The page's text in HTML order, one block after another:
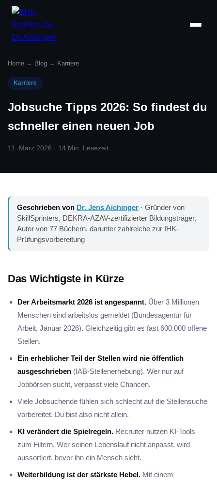
Home → Blog → Karriere
Karriere
Jobsuche Tipps 2026: So findest du
schneller einen neuen Job
11. März 2026 · 14 Min. Lesezeit
Geschrieben von Dr. Jens Aichinger · Gründer von
SkillSprinters, DEKRA-AZAV-zertifizierter Bildungsträger,
Autor von 77 Büchern, darunter zahlreiche zur IHK-
Prüfungsvorbereitung
Das Wichtigste in Kürze
Der Arbeitsmarkt 2026 ist angespannt. Über 3 Millionen
Menschen sind arbeitslos gemeldet (Bundesagentur für
Arbeit, Januar 2026). Gleichzeitig gibt es fast 600.000 offene
Stellen.
Ein erheblicher Teil der Stellen wird nie öffentlich
ausgeschrieben (IAB-Stellenerhebung). Wer nur auf
Jobbörsen sucht, verpasst viele Chancen.
Viele Jobsuchende fühlen sich schlecht auf die Stellensuche
vorbereitet. Du bist also nicht allein.
KI verändert die Spielregeln. Recruiter nutzen KI-Tools
zum Filtern. Wer seinen Lebenslauf nicht anpasst, wird
aussortiert, bevor ihn ein Mensch sieht.
Weiterbildung ist der stärkste Hebel. Mit einem